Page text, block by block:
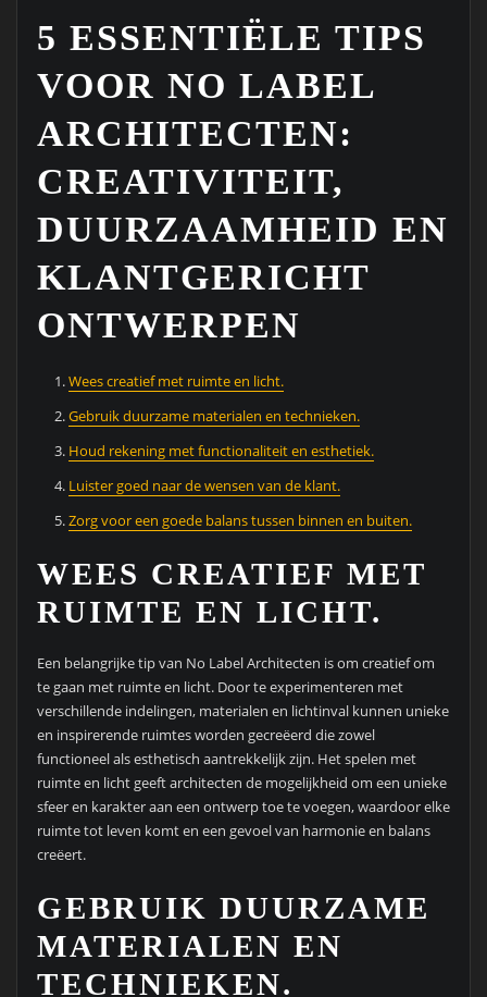
5 ESSENTIËLE TIPS
VOOR NO LABEL
ARCHITECTEN:
CREATIVITEIT,
DUURZAAMHEID EN
KLANTGERICHT
ONTWERPEN
Wees creatief met ruimte en licht.
Gebruik duurzame materialen en technieken.
Houd rekening met functionaliteit en esthetiek.
Luister goed naar de wensen van de klant.
Zorg voor een goede balans tussen binnen en buiten.
WEES CREATIEF MET
RUIMTE EN LICHT.
Een belangrijke tip van No Label Architecten is om creatief om
te gaan met ruimte en licht. Door te experimenteren met
verschillende indelingen, materialen en lichtinval kunnen unieke
en inspirerende ruimtes worden gecreëerd die zowel
functioneel als esthetisch aantrekkelijk zijn. Het spelen met
ruimte en licht geeft architecten de mogelijkheid om een ​​unieke
sfeer en karakter aan een ontwerp toe te voegen, waardoor elke
ruimte tot leven komt en een gevoel van harmonie en balans
creëert.
GEBRUIK DUURZAME
MATERIALEN EN
TECHNIEKEN.